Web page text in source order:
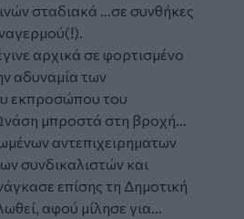
σταδιακά …σε συνθήκες
αρχικά σε φορτισμένο
αδυναμία των
εκπροσώπου του
μπροστά στη βροχή…
αντεπιχειρηματων
συνδικαλιστών και
επίσης τη Δημοτική
αφού μίλησε για…